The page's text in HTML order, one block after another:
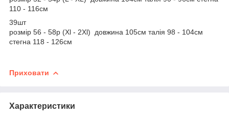
110 - 116см
39шт
розмір 56 - 58р (Xl - 2Xl) довжина 105см талія 98 - 104см
стегна 118 - 126см
Приховати
Характеристики